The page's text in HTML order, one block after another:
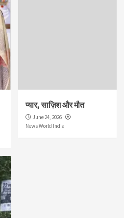
प्यार, साज़िश और मौत
June 24, 2026
News World India